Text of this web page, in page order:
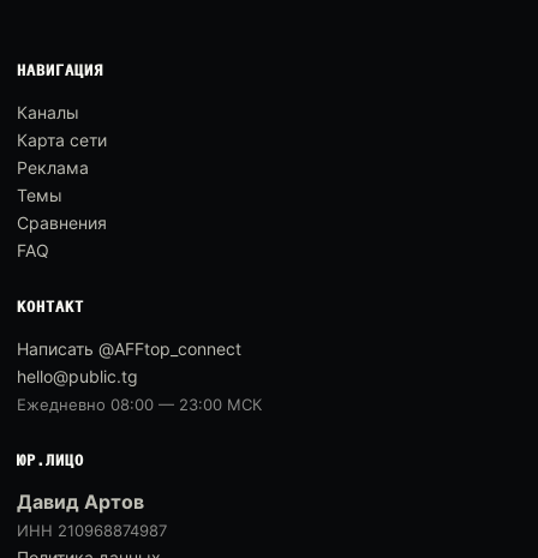
НАВИГАЦИЯ
Каналы
Карта сети
Реклама
Темы
Сравнения
FAQ
КОНТАКТ
Написать @AFFtop_connect
hello@public.tg
Ежедневно 08:00 — 23:00 МСК
ЮР.ЛИЦО
Давид Артов
ИНН 210968874987